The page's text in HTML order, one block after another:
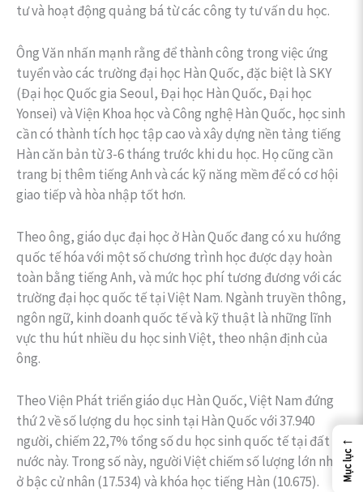
tư và hoạt động quảng bá từ các công ty tư vấn du học.
Ông Văn nhấn mạnh rằng để thành công trong việc ứng
tuyển vào các trường đại học Hàn Quốc, đặc biệt là SKY
(Đại học Quốc gia Seoul, Đại học Hàn Quốc, Đại học
Yonsei) và Viện Khoa học và Công nghệ Hàn Quốc, học sinh
cần có thành tích học tập cao và xây dựng nền tảng tiếng
Hàn căn bản từ 3-6 tháng trước khi du học. Họ cũng cần
trang bị thêm tiếng Anh và các kỹ năng mềm để có cơ hội
giao tiếp và hòa nhập tốt hơn.
Theo ông, giáo dục đại học ở Hàn Quốc đang có xu hướng
quốc tế hóa với một số chương trình học được dạy hoàn
toàn bằng tiếng Anh, và mức học phí tương đương với các
trường đại học quốc tế tại Việt Nam. Ngành truyền thông,
ngôn ngữ, kinh doanh quốc tế và kỹ thuật là những lĩnh
vực thu hút nhiều du học sinh Việt, theo nhận định của
ông.
Theo Viện Phát triển giáo dục Hàn Quốc, Việt Nam đứng
thứ 2 về số lượng du học sinh tại Hàn Quốc với 37.940
người, chiếm 22,7% tổng số du học sinh quốc tế tại đất
nước này. Trong số này, người Việt chiếm số lượng lớn nhất
ở bậc cử nhân (17.534) và khóa học tiếng Hàn (10.675).
←
Mục lục